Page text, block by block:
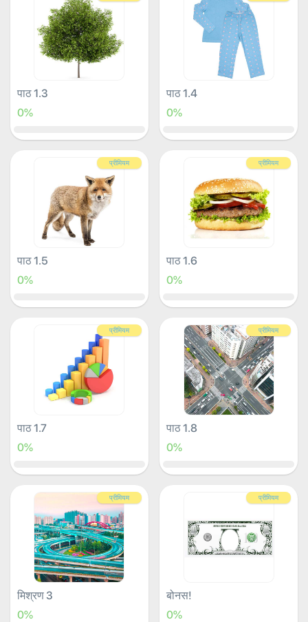
पाठ 1.3
0%
पाठ 1.4
0%
प्रीमियम
पाठ 1.5
0%
प्रीमियम
पाठ 1.6
0%
प्रीमियम
पाठ 1.7
0%
प्रीमियम
पाठ 1.8
0%
प्रीमियम
मिश्रण 3
0%
प्रीमियम
बोनस!
0%